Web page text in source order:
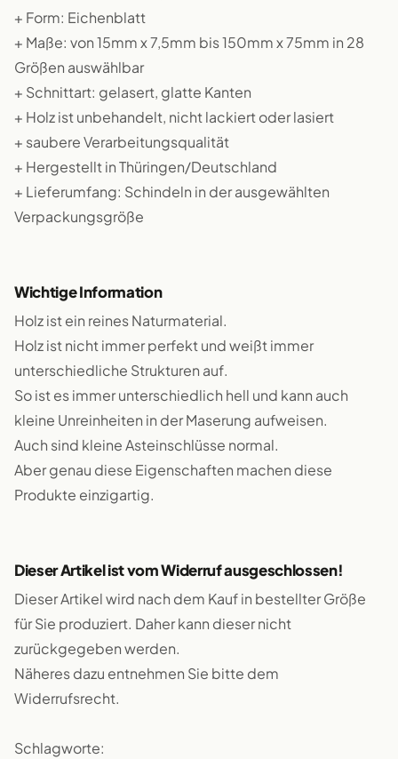
+ Form: Eichenblatt
+ Maße: von 15mm x 7,5mm bis 150mm x 75mm in 28
Größen auswählbar
+ Schnittart: gelasert, glatte Kanten
+ Holz ist unbehandelt, nicht lackiert oder lasiert
+ saubere Verarbeitungsqualität
+ Hergestellt in Thüringen/Deutschland
+ Lieferumfang: Schindeln in der ausgewählten
Verpackungsgröße
Wichtige Information
Holz ist ein reines Naturmaterial.
Holz ist nicht immer perfekt und weißt immer
unterschiedliche Strukturen auf.
So ist es immer unterschiedlich hell und kann auch
kleine Unreinheiten in der Maserung aufweisen.
Auch sind kleine Asteinschlüsse normal.
Aber genau diese Eigenschaften machen diese
Produkte einzigartig.
Dieser Artikel ist vom Widerruf ausgeschlossen!
Dieser Artikel wird nach dem Kauf in bestellter Größe
für Sie produziert. Daher kann dieser nicht
zurückgegeben werden.
Näheres dazu entnehmen Sie bitte dem
Widerrufsrecht.
Schlagworte: